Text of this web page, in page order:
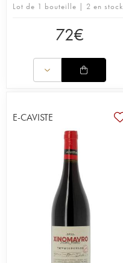
Lot de 1 bouteille | 2 en stock
72€
E-CAVISTE